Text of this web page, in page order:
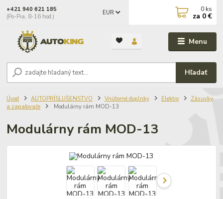
Menu
EUR
Hľadať
+421 940 621 185
(Po-Pia, 8-16 hod.)
0 ks
za 0 €
Úvod AUTOPRÍSLUŠENSTVO Vnútorné doplnky Elektro
Zásuvky
a zapaľovače
Modulárny rám MOD-13
Modulárny rám MOD-13